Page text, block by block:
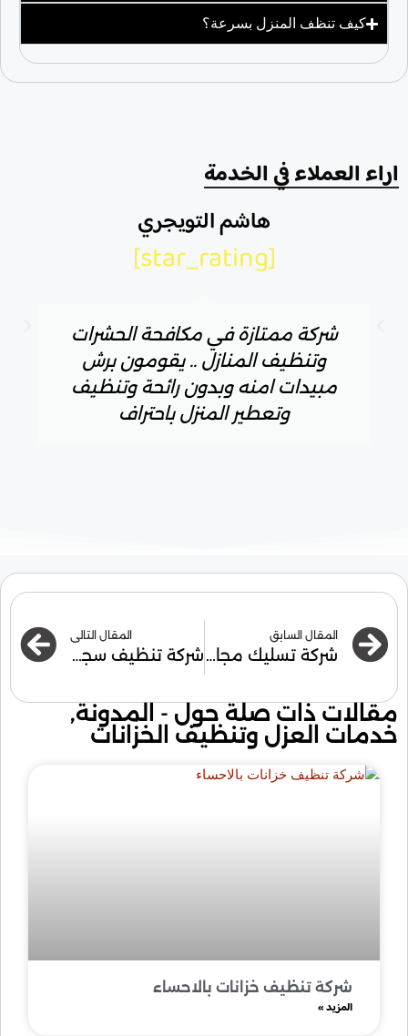
كيف تنظف المنزل بسرعة؟
اراء العملاء في الخدمة
شركة ممتازة في مكافحة الحشرات
وتنظيف المنازل .. يقومون برش
مبيدات امنه وبدون رائحة وتنظيف
وتعطير المنزل باحتراف
هاشم التويجري
[star_rating]
المقال السابق
شركة تسليك مجاري بالدمام
المقال التالي
شركة تنظيف سجاد بالدمام
مقالات ذات صلة حول - المدونة,
خدمات العزل وتنظيف الخزانات
شركة تنظيف خزانات بالاحساء
المزيد »